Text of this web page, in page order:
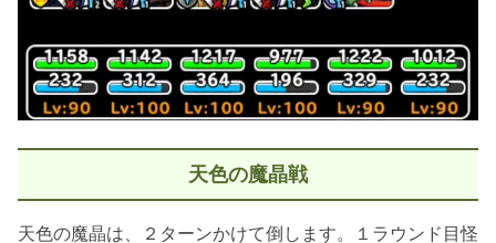
天色の魔晶戦
天色の魔晶は、２ターンかけて倒します。１ラウンド目怪